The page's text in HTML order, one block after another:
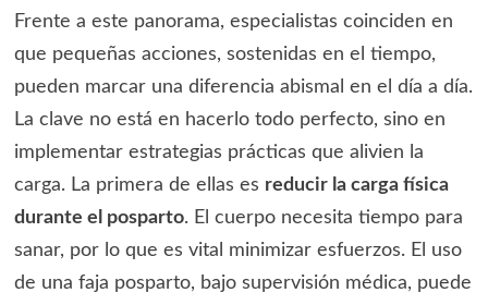
Frente a este panorama, especialistas coinciden en
que pequeñas acciones, sostenidas en el tiempo,
pueden marcar una diferencia abismal en el día a día.
La clave no está en hacerlo todo perfecto, sino en
implementar estrategias prácticas que alivien la
carga. La primera de ellas es reducir la carga física
durante el posparto. El cuerpo necesita tiempo para
sanar, por lo que es vital minimizar esfuerzos. El uso
de una faja posparto, bajo supervisión médica, puede